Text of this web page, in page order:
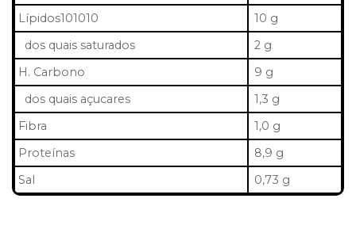
Lípidos101010
10 g
dos quais saturados
2 g
H. Carbono
9 g
dos quais açucares
1,3 g
Fibra
1,0 g
Proteínas
8,9 g
Sal
0,73 g